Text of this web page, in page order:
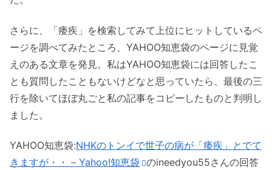
さらに、「痿疾」を検索してみて上位にヒットしているペ
ージを調べてみたところ、YAHOO知恵袋のページに見覚
えのある文章を発見。私はYAHOO知恵袋には回答したこ
とも質問したこともないけどなと思っていたら、最後の三
行を除いてほぼ丸ごと私の記事をコピーしたものと判明し
ました。
YAHOO知恵袋:NHKのトンイで世子の病が「痿疾」とでて
きますが・・ – Yahoo!知恵袋 のineedyou55さんの回答